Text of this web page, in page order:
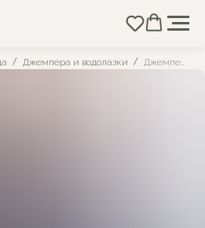
Джемпера и водолазки Джемпер женский вязаный, рост 164